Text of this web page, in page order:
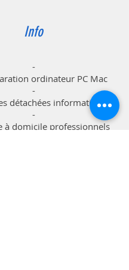
Info
-
ordinateur PC Mac
-
détachées informatiques
-
à domicile professionnels